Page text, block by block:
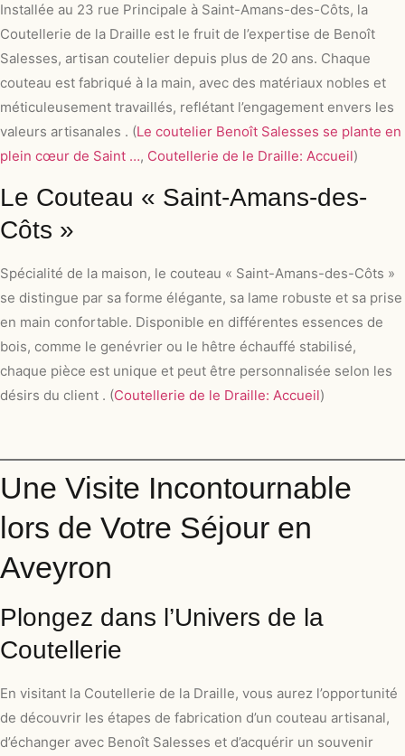
Installée au 23 rue Principale à Saint-Amans-des-Côts, la
Coutellerie de la Draille est le fruit de l’expertise de Benoît
Salesses, artisan coutelier depuis plus de 20 ans. Chaque
couteau est fabriqué à la main, avec des matériaux nobles et
méticuleusement travaillés, reflétant l’engagement envers les
valeurs artisanales . (Le coutelier Benoît Salesses se plante en
plein cœur de Saint …, Coutellerie de le Draille: Accueil)
Le Couteau « Saint-Amans-des-
Côts »
Spécialité de la maison, le couteau « Saint-Amans-des-Côts »
se distingue par sa forme élégante, sa lame robuste et sa prise
en main confortable. Disponible en différentes essences de
bois, comme le genévrier ou le hêtre échauffé stabilisé,
chaque pièce est unique et peut être personnalisée selon les
désirs du client . (Coutellerie de le Draille: Accueil)
Une Visite Incontournable
lors de Votre Séjour en
Aveyron
Plongez dans l’Univers de la
Coutellerie
En visitant la Coutellerie de la Draille, vous aurez l’opportunité
de découvrir les étapes de fabrication d’un couteau artisanal,
d’échanger avec Benoît Salesses et d’acquérir un souvenir